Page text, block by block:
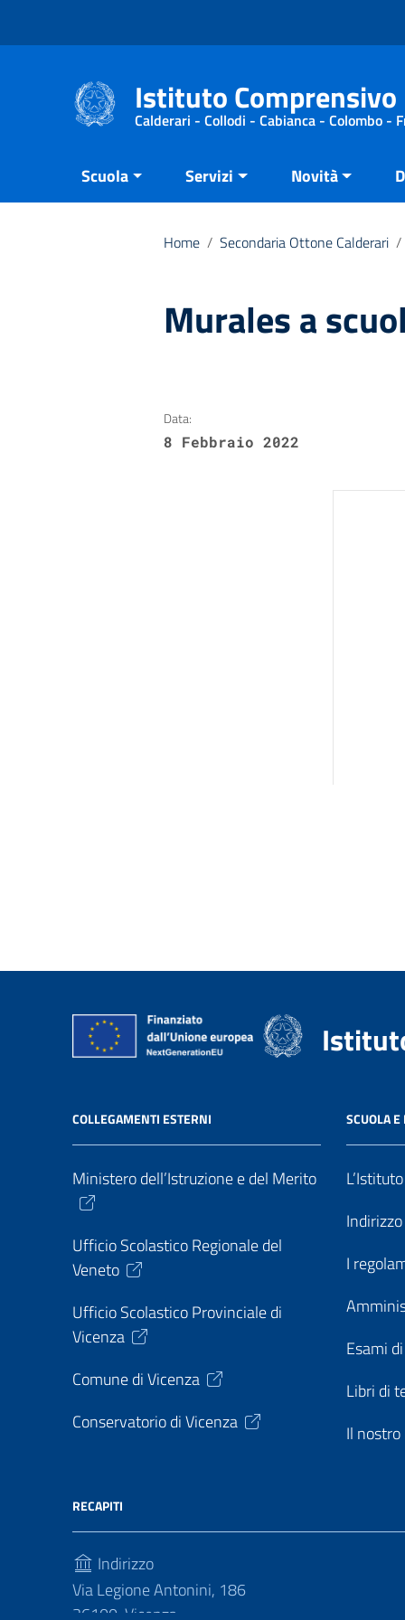
Istituto Comprensivo
Calderari - Collodi - Cabianca - Colombo -
Scuola Servizi Novità
Home / Secondaria Ottone Calderari /
Murales a
Data:
8 Febbraio 2022
COLLEGAMENTI ESTERNI
Ministero dell’Istruzione e del Merito
Ufficio Scolastico Regionale del
Veneto
Ufficio Scolastico Provinciale di
Vicenza
Comune di Vicenza
Conservatorio di Vicenza
SCUOLA E
I
Esami
Libri di
Il nostro
RECAPITI
Indirizzo
Via Legione Antonini, 186
36100, Vicenza